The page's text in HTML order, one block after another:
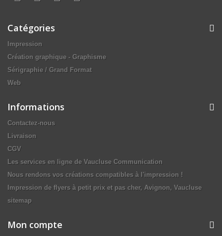
Catégories
Impression
Création graphique - Graphisme
Sérigraphie / Grand Format
Web
Informations
Contactez-nous
Livraison
CGV
Les services en ligne de Vaucluse Communication
Nous rendons vos créations compatibles à l'impression !
Impression de flyers à petit prix et pas cher, Avignon, Vaucluse
sitemap
Mon compte